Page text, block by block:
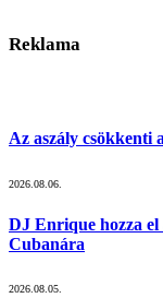
Reklama
Az aszály csökkenti
2026.08.06.
DJ Enrique hozza
Cubanára
2026.08.05.